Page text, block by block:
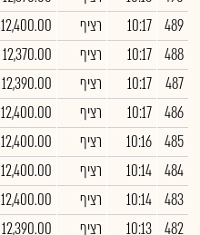
489
10:17 רציף 12,400.00
488
10:17 רציף 12,370.00
487
10:17 רציף 12,390.00
486
10:17 רציף 12,400.00
485
10:16 רציף 12,400.00
484
10:14 רציף 12,400.00
483
10:14 רציף 12,400.00
482
10:13 רציף 12,390.00